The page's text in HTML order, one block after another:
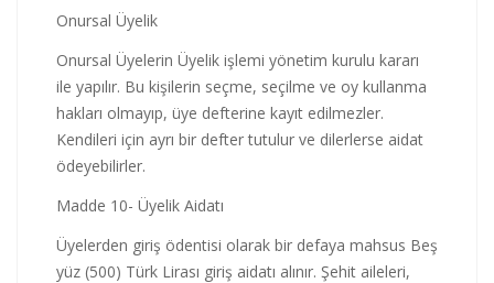
Onursal Üyelik
Onursal Üyelerin Üyelik işlemi yönetim kurulu kararı
ile yapılır. Bu kişilerin seçme, seçilme ve oy kullanma
hakları olmayıp, üye defterine kayıt edilmezler.
Kendileri için ayrı bir defter tutulur ve dilerlerse aidat
ödeyebilirler.
Madde 10- Üyelik Aidatı
Üyelerden giriş ödentisi olarak bir defaya mahsus Beş
yüz (500) Türk Lirası giriş aidatı alınır. Şehit aileleri,